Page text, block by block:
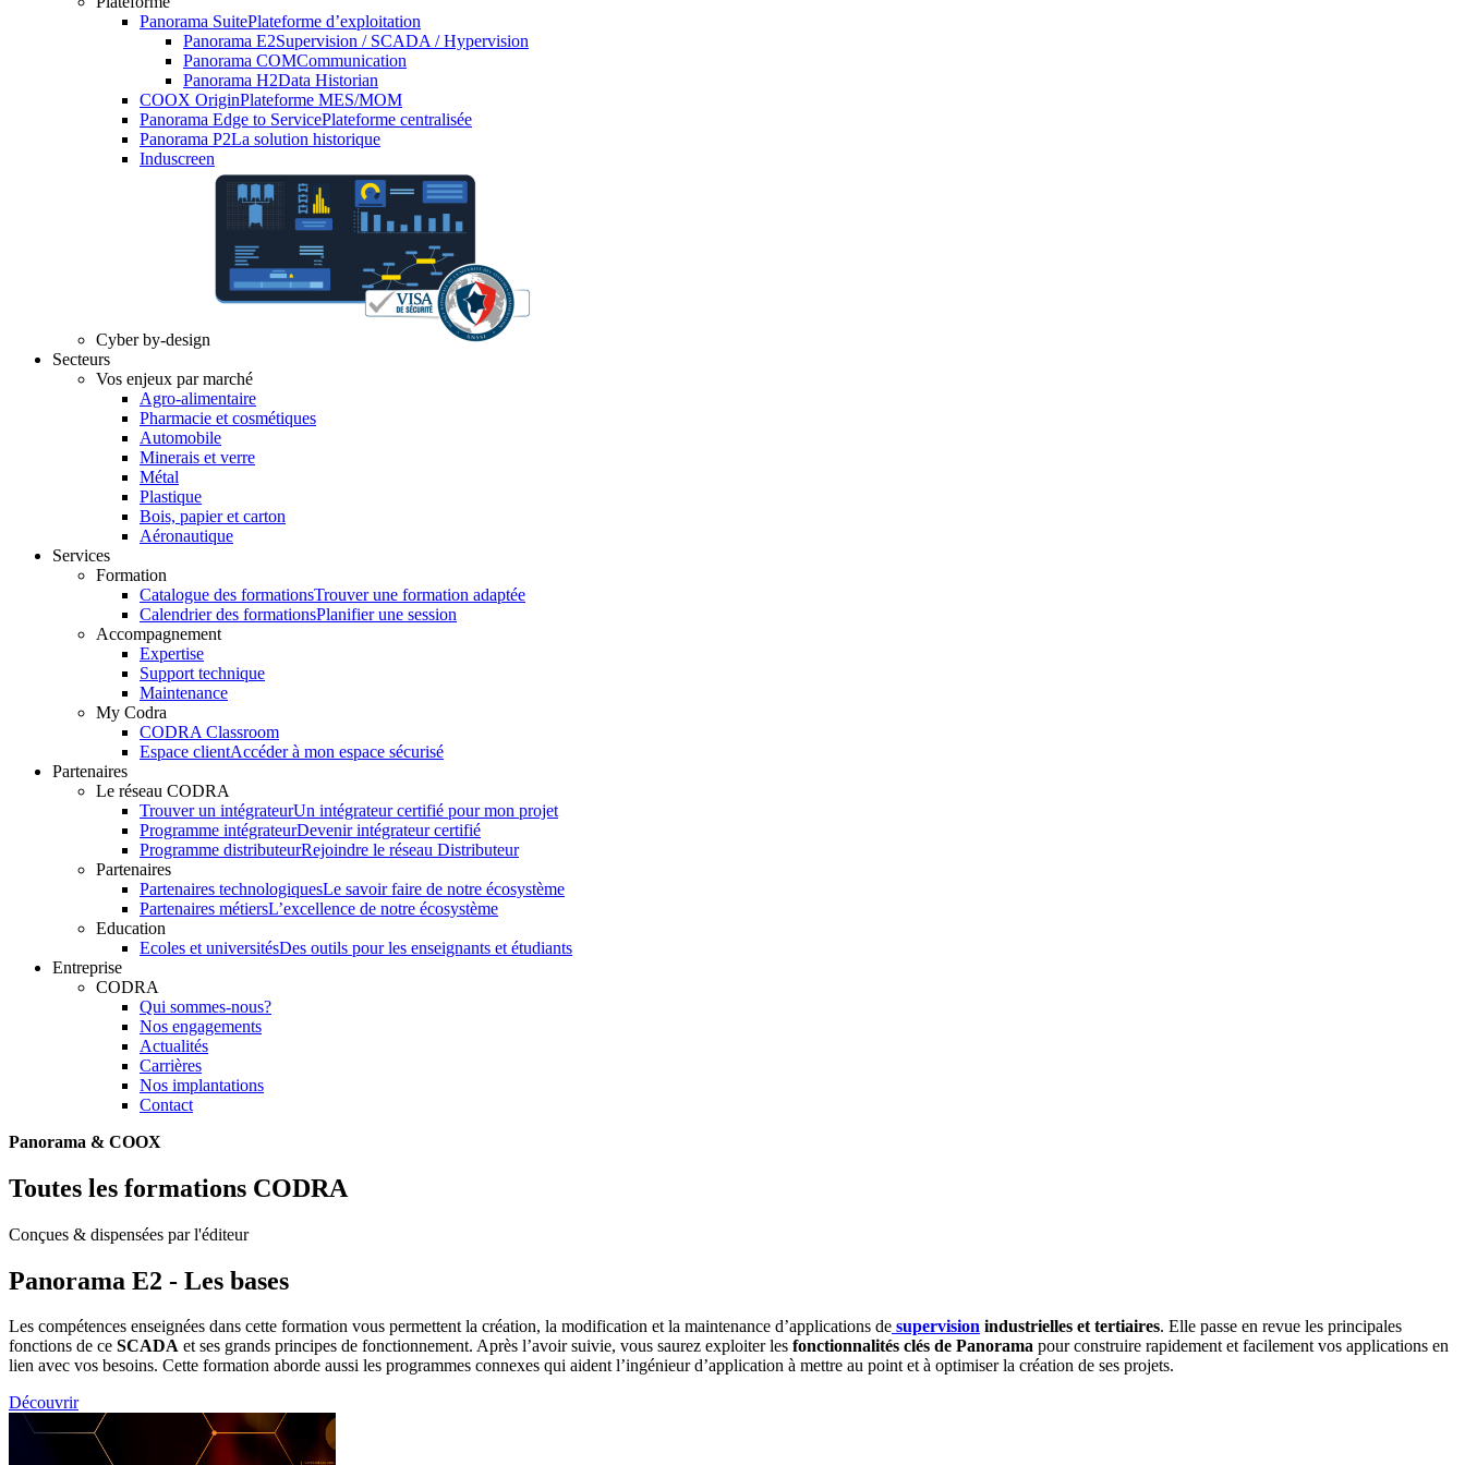
Panorama SuitePlateforme d’exploitation
Panorama E2Supervision / SCADA / Hypervision
Panorama COMCommunication
Panorama H2Data Historian
COOX OriginPlateforme MES/MOM
Panorama Edge to ServicePlateforme centralisée
Panorama P2La solution historique
Induscreen
Cyber by-design
Secteurs
Vos enjeux par marché
Agro-alimentaire
Pharmacie et cosmétiques
Automobile
Minerais et verre
Métal
Plastique
Bois, papier et carton
Aéronautique
Services
Formation
Catalogue des formationsTrouver une formation adaptée
Calendrier des formationsPlanifier une session
Accompagnement
Expertise
Support technique
Maintenance
My Codra
CODRA Classroom
Espace clientAccéder à mon espace sécurisé
Partenaires
Le réseau CODRA
Trouver un intégrateurUn intégrateur certifié pour mon projet
Programme intégrateurDevenir intégrateur certifié
Programme distributeurRejoindre le réseau Distributeur
Partenaires
Partenaires technologiquesLe savoir faire de notre écosystème
Partenaires métiersL’excellence de notre écosystème
Education
Ecoles et universitésDes outils pour les enseignants et étudiants
Entreprise
CODRA
Qui sommes-nous?
Nos engagements
Actualités
Carrières
Nos implantations
Contact
Panorama & COOX
Toutes les formations CODRA
Conçues & dispensées par l'éditeur
Panorama E2 - Les bases
Les compétences enseignées dans cette formation vous permettent la création, la modification et la maintenance d’applications de supervision industrielles et tertiaires. Elle passe en revue les principales
fonctions de ce SCADA et ses grands principes de fonctionnement. Après l’avoir suivie, vous saurez exploiter les fonctionnalités clés de Panorama pour construire rapidement et facilement vos applications en
lien avec vos besoins. Cette formation aborde aussi les programmes connexes qui aident l’ingénieur d’application à mettre au point et à optimiser la création de ses projets.
Découvrir